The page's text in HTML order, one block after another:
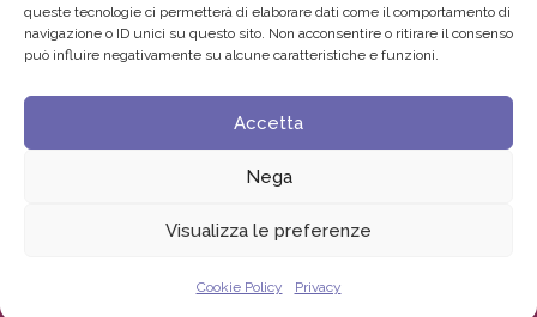
queste tecnologie ci permetterà di elaborare dati come il comportamento di
navigazione o ID unici su questo sito. Non acconsentire o ritirare il consenso
può influire negativamente su alcune caratteristiche e funzioni.
Accetta
Nega
Visualizza le preferenze
Cookie Policy Privacy
Padre Benanti: «Intelligenza artificiale? Contro i nuovi
algoritmi del potere serve una governance condivisa»
Edvance – Digital Education Hub Higher Education